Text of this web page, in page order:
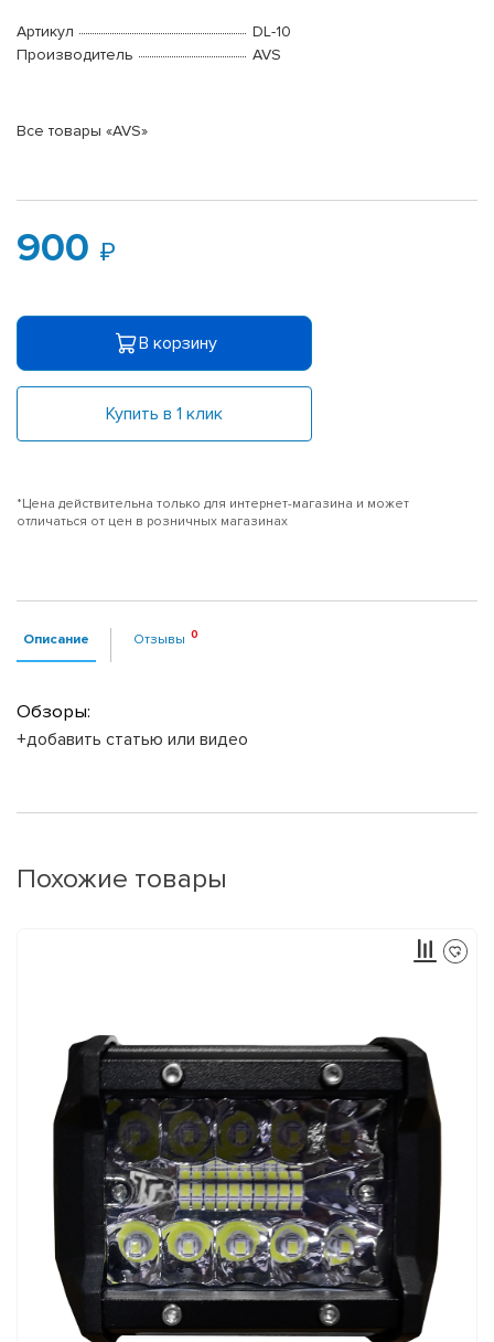
Артикул
DL-10
Производитель
AVS
Все товары «AVS»
900
В корзину
Купить в 1 клик
*Цена действительна только для интернет-магазина и может
отличаться от цен в розничных магазинах
Описание Отзывы
Обзоры:
+добавить статью или видео
Похожие товары